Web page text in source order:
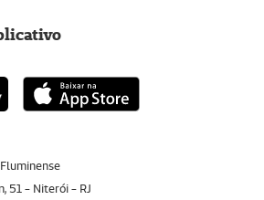
51 - Niterói - RJ